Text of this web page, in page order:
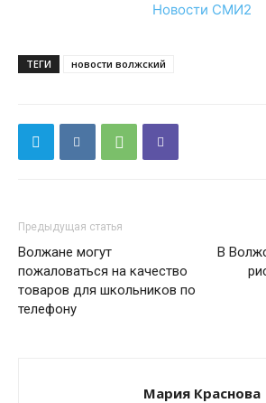
Новости СМИ2
ТЕГИ новости волжский
Предыдущая статья
Волжане могут
пожаловаться на качество
товаров для школьников по
телефону
В
Мария Краснова